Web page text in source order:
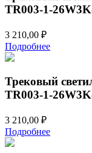
TR003-1-
3 210,00 ₽
Подробнее
Трековый
TR003-1-
3 210,00 ₽
Подробнее